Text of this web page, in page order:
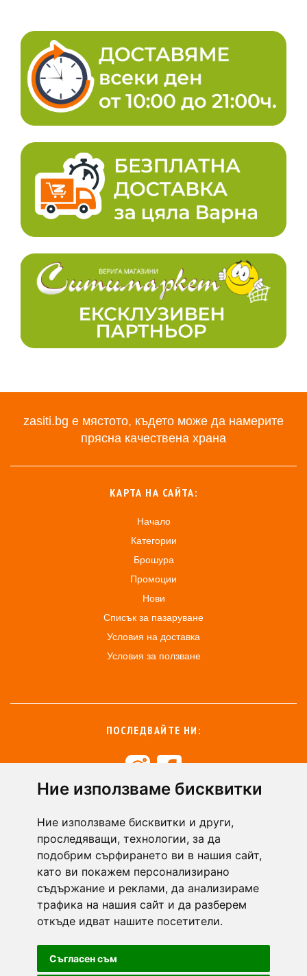
Ние използваме бисквитки
Ние използваме бисквитки и други,
проследяващи, технологии, за да
подобрим сърфирането ви в нашия сайт,
като ви покажем персонализирано
съдържание и реклами, да анализираме
трафика на нашия сайт и да разберем
откъде идват нашите посетители.
Съгласен съм
zasiti.bg е мястото, където може да намерите
прясна качествена храна
КАРТА НА САЙТА:
Начало
Категории
Брошура
Промоции
Нови
Списък за пазаруване
Условия на доставка
Условия за ползване
ПОСЛЕДВАЙТЕ НИ:
+359 894 49 0144
support@zasiti.bg